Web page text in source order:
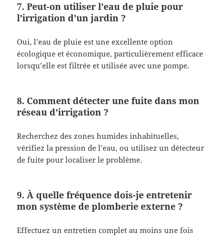
7. Peut-on utiliser l’eau de pluie pour
l’irrigation d’un jardin ?
Oui, l’eau de pluie est une excellente option
écologique et économique, particulièrement efficace
lorsqu’elle est filtrée et utilisée avec une pompe.
8. Comment détecter une fuite dans mon
réseau d’irrigation ?
Recherchez des zones humides inhabituelles,
vérifiez la pression de l’eau, ou utilisez un détecteur
de fuite pour localiser le problème.
9. À quelle fréquence dois-je entretenir
mon système de plomberie externe ?
Effectuez un entretien complet au moins une fois